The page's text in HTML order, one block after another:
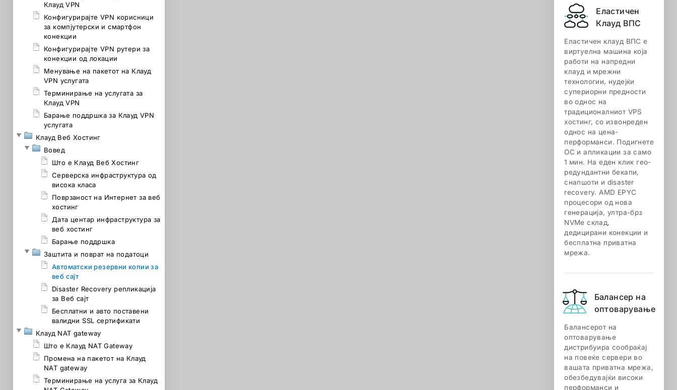
Клауд VPN
Конфигурирајте VPN корисници
за компјутерски и смартфон
конекции
Конфигурирајте VPN рутери за
конекции од локации
Менување на пакетот на Клауд
VPN услугата
Терминирање на услугата за
Клауд VPN
Барање поддршка за Клауд VPN
услугата
Клауд Веб Хостинг
Вовед
Што е Клауд Веб Хостинг
Серверска инфраструктура од
висока класа
Поврзаност на Интернет за веб
хостинг
Дата центар инфраструктура за
веб хостинг
Барање поддршка
Заштита и поврат на податоци
Автоматски резервни копии за
веб сајт
Disaster Recovery репликација
за Веб сајт
Бесплатни и авто поставени
валидни SSL сертификати
Клауд NAT gateway
Што е Клауд NAT Gateway
Промена на пакетот на Клауд
NAT gateway
Терминирање на услуга за Клауд
Еластичен
Клауд ВПС
Еластичен клауд ВПС е
виртуелна машина која
работи на напредни
клауд и мрежни
технологии, нудејќи
супериорни предности
во однос на
традиционалниот VPS
хостинг, со извонреден
однос на цена-
перформанси. Подигнете
ОС и апликации за само
1 мин. На еден клик гео-
редундантни бекапи,
снапшоти и disaster
recovery. AMD EPYC
процесори од нова
генерација, ултра-брз
NVMe склад,
дедицирани конекции и
бесплатна приватна
мрежа.
Балансер на
оптоварување
Балансерот на
оптоварување
дистрибуира сообраќај
на повеќе сервери во
вашата приватна мрежа,
обезбедувајќи високи
перформанси и